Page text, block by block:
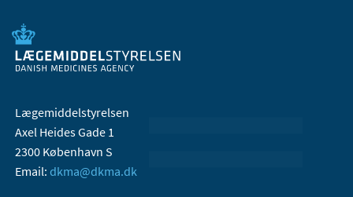
Lægemiddelstyrelsen
Axel Heides Gade 1
2300 København S
Email: dkma@dkma.dk